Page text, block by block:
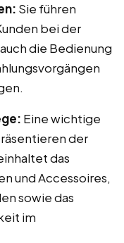
Sie führen
bei der
die Bedienung
Eine wichtige
der
das
und Accessoires,
sowie das
im